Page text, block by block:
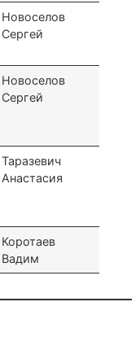
Новоселов
Сергей
Новоселов
Сергей
Таразевич
Анастасия
Коротаев
Вадим